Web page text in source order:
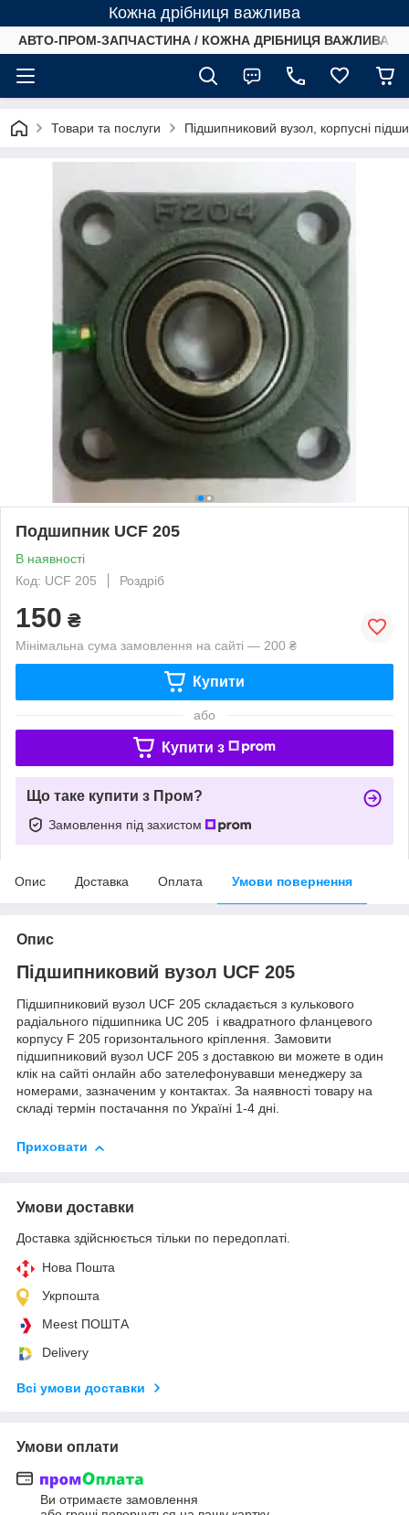
Кожна дрібниця важлива
АВТО-ПРОМ-ЗАПЧАСТИНА / КОЖНА ДРІБНИЦЯ ВАЖЛИВА /
Товари та послуги Підшипниковий вузол, корпусні
Подшипник UCF 205
В наявності
Код: UCF 205
Роздріб
150 ₴
Мінімальна сума замовлення на сайті — 200 ₴
Купити
або
Купити з
Що таке купити з Пром?
Замовлення під захистом
Опис Доставка Оплата Умови повернення
Опис
Підшипниковий вузол UCF 205
Підшипниковий вузол UCF 205 складається з кулькового
радіального підшипника UC 205 і квадратного фланцевого
корпусу F 205 горизонтального кріплення. Замовити
підшипниковий вузол UCF 205 з доставкою ви можете в один
клік на сайті онлайн або зателефонувавши менеджеру за
номерами, зазначеним у контактах. За наявності товару на
складі термін постачання по Україні 1-4 дні.
Приховати
Умови доставки
Доставка здійснюється тільки по передоплаті.
Нова Пошта
Укрпошта
Meest ПОШТА
Delivery
Всі умови доставки
Умови оплати
Ви отримаєте замовлення